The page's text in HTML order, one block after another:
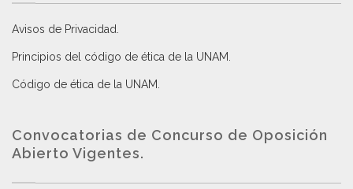
Avisos de Privacidad
Principios del código de ética de la UNAM
Código de ética de la UNAM
Convocatorias de Concurso de Oposición
Abierto Vigentes.